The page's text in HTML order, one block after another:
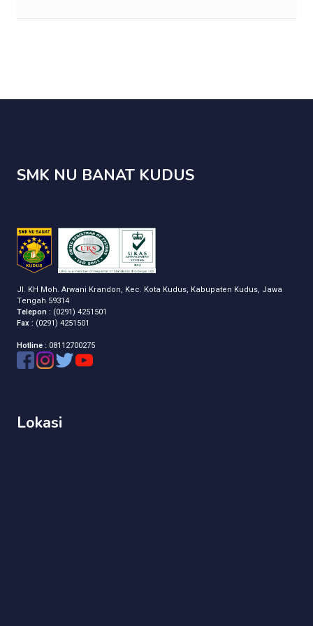
SMK NU BANAT KUDUS
Jl. KH Moh. Arwani Krandon, Kec. Kota Kudus, Kabupaten Kudus, Jawa
Tengah 59314
Telepon : (0291) 4251501
Fax : (0291) 4251501
Hotline : 08112700275
Lokasi